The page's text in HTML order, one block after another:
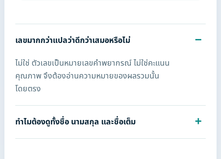
เลขมากกว่าแปลว่าดีกว่าเสมอหรือไม่
ไม่ใช่ ตัวเลขเป็นหมายเลขคำพยากรณ์ ไม่ใช่คะแนน
คุณภาพ จึงต้องอ่านความหมายของผลรวมนั้น
โดยตรง
ทำไมต้องดูทั้งชื่อ นามสกุล และชื่อเต็ม